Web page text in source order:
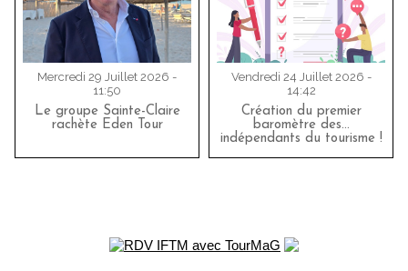
Mercredi 29 Juillet 2026 -
11:50
Le groupe Sainte-Claire
rachète Eden Tour
Vendredi 24 Juillet 2026 -
14:42
Création du premier
baromètre des…
indépendants du tourisme !